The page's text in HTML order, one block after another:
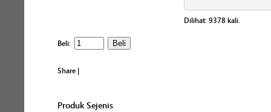
Dilihat: 9378 kali.
Beli:
Share |
Produk Sejenis